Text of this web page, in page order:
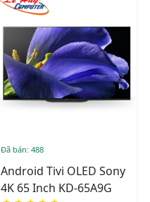
Đã bán: 488
Android Tivi OLED Sony
4K 65 Inch KD-65A9G